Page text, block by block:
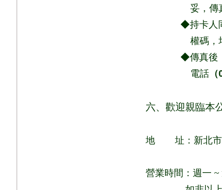
妥， 傳
◆持卡人同意
權碼，
◆傳真後，請
電話 （
六、歡迎親臨本
地 址：新北
營業時間：週一 ~